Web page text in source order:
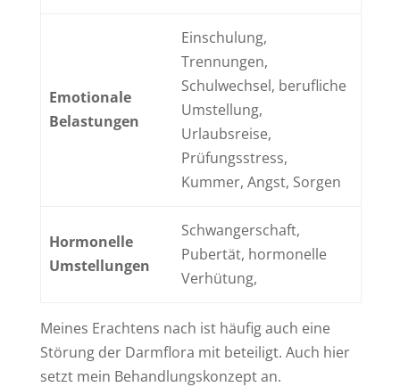
Emotionale
Belastungen
Einschulung,
Trennungen,
Schulwechsel, berufliche
Umstellung,
Urlaubsreise,
Prüfungsstress,
Kummer, Angst, Sorgen
Hormonelle
Umstellungen
Schwangerschaft,
Pubertät, hormonelle
Verhütung,
Meines Erachtens nach ist häufig auch eine
Störung der Darmflora mit beteiligt. Auch hier
setzt mein Behandlungskonzept an.